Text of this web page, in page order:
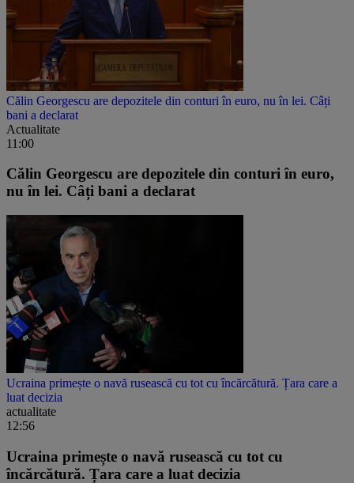
Călin Georgescu are depozitele din conturi în euro, nu în lei. Câți
bani a declarat
Actualitate
11:00
Călin Georgescu are depozitele din conturi în euro,
nu în lei. Câți bani a declarat
Ucraina primește o navă rusească cu tot cu încărcătură. Țara care a
luat decizia
actualitate
12:56
Ucraina primește o navă rusească cu tot cu
încărcătură. Țara care a luat decizia